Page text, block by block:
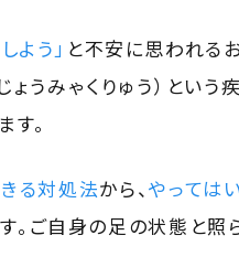
よう」 と不安に思われる
うみゃくりゅう）という
。
る対処法から、やっては
。ご自身の足の状態と照